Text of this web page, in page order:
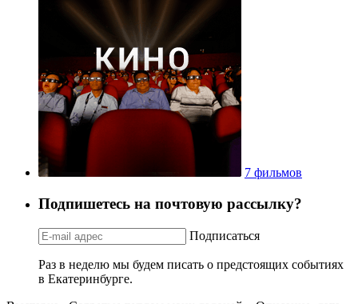
7 фильмов
Подпишетесь на почтовую рассылку?
Подписаться
Раз в неделю мы будем писать о предстоящих событиях
в Екатеринбурге.